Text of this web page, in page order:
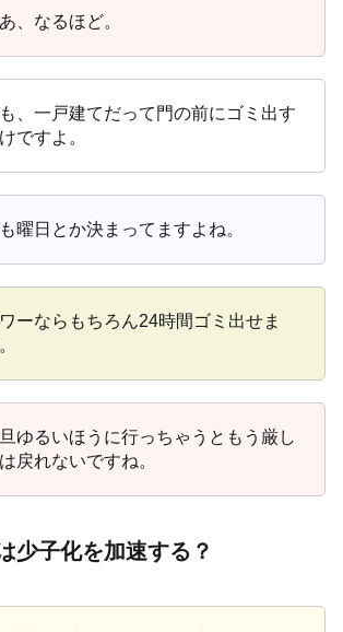
、なるほど。
、一戸建てだって門の前にゴミ出す
ですよ。
曜日とか決まってますよね。
ーならもちろん24時間ゴミ出せま
ゆるいほうに行っちゃうともう厳し
戻れないですね。
少子化を加速する？